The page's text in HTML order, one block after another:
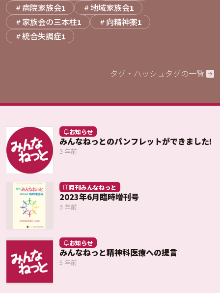
病院家族会1 地域家族会1
家族会の三本柱1 向精神薬1
統合失調症1
タグ・ハッシュタグの一覧
お知らせ
みんなねっとのパンフレットができました!
3 年前
月刊みんなねっと
2023年6月臨時増刊号
3 年前
お知らせ
みんなねっと精神科医療への提言
5 年前